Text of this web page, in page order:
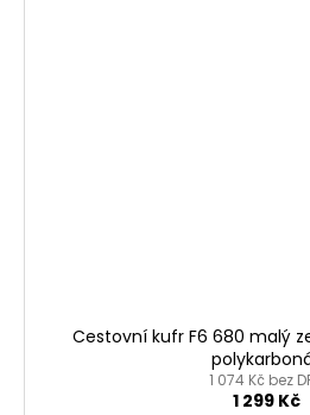
Cestovní kufr F6 680 malý
1 074 Kč bez
1 299 Kč